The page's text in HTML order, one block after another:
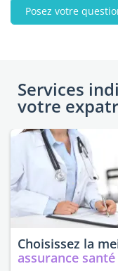
Posez votre
Services
votre
Choisissez la
assurance santé